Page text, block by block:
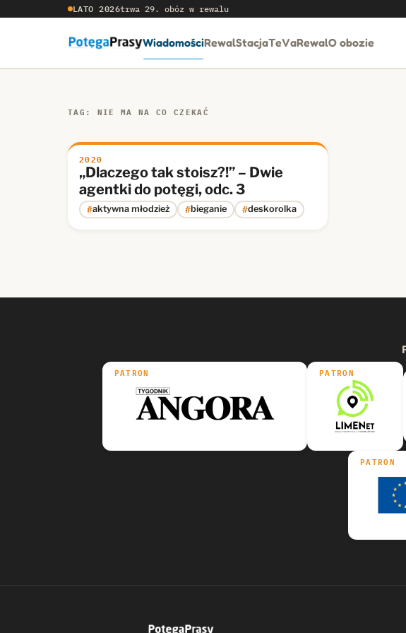
LATO 2026trwa 29. obóz w rewalu
WiadomościRewalStacjaTeVaRewalO obozie
TAG: NIE MA NA CO CZEKAĆ
2020
„Dlaczego tak stoisz?!” – Dwie
agentki do potęgi, odc. 3
#aktywna młodzież #bieganie #deskorolka
PATRON PATRON
PATRON